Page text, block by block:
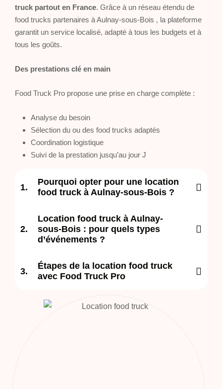
truck partout en France. Grâce à un réseau étendu de
food trucks partenaires à Aulnay-sous-Bois , la plateforme
garantit un service localisé, adapté à tous les budgets et à
tous les goûts.
Des prestations clé en main
Food Truck Pro propose une prise en charge complète :
Analyse du besoin
Sélection du ou des food trucks adaptés
Coordination logistique
Suivi de la prestation jusqu’au jour J
Pourquoi opter pour une location
food truck à Aulnay-sous-Bois ?
Location food truck à Aulnay-
sous-Bois : pour quels types
d’événements ?
Étapes de la location food truck
avec Food Truck Pro